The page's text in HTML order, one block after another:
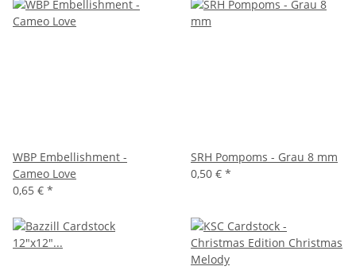
WBP Embellishment -
Cameo Love
0,65 € *
SRH Pompoms - Grau 8 mm
0,50 € *